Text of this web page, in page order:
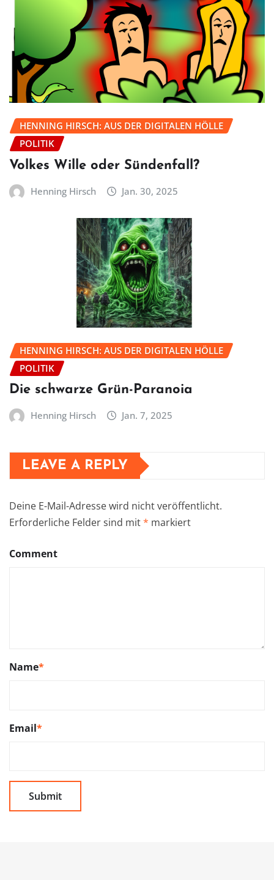
HENNING HIRSCH: AUS DER DIGITALEN HÖLLE
POLITIK
Volkes Wille oder Sündenfall?
Henning Hirsch Jan. 30, 2025
HENNING HIRSCH: AUS DER DIGITALEN HÖLLE
POLITIK
Die schwarze Grün-Paranoia
Henning Hirsch Jan. 7, 2025
LEAVE A REPLY
Deine E-Mail-Adresse wird nicht veröffentlicht.
Erforderliche Felder sind mit* markiert
Comment
Name*
Email*